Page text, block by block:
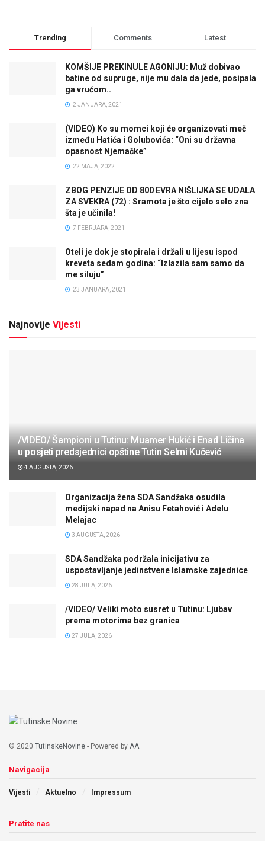
Trending Comments Latest
KOMŠIJE PREKINULE AGONIJU: Muž dobivao
batine od supruge, nije mu dala da jede, posipala
ga vrućom..
2 JANUARA, 2021
(VIDEO) Ko su momci koji će organizovati meč
između Hatića i Golubovića: “Oni su državna
opasnost Njemačke”
22 MAJA, 2022
ZBOG PENZIJE OD 800 EVRA NIŠLIJKA SE UDALA
ZA SVEKRA (72) : Sramota je što cijelo selo zna
šta je učinila!
7 FEBRUARA, 2021
Oteli je dok je stopirala i držali u lijesu ispod
kreveta sedam godina: “Izlazila sam samo da
me siluju”
23 JANUARA, 2021
Najnovije Vijesti
/VIDEO/ Šampioni u Tutinu: Muamer Hukić i Enad Ličina
u posjeti predsjednici opštine Tutin Selmi Kučević
4 AUGUSTA, 2026
Organizacija žena SDA Sandžaka osudila
medijski napad na Anisu Fetahović i Adelu
Melajac
3 AUGUSTA, 2026
SDA Sandžaka podržala inicijativu za
uspostavljanje jedinstvene Islamske zajednice
28 JULA, 2026
/VIDEO/ Veliki moto susret u Tutinu: Ljubav
prema motorima bez granica
27 JULA, 2026
© 2020 TutinskeNovine - Powered by AA
Navigacija
Vijesti Aktuelno Impressum
Pratite nas